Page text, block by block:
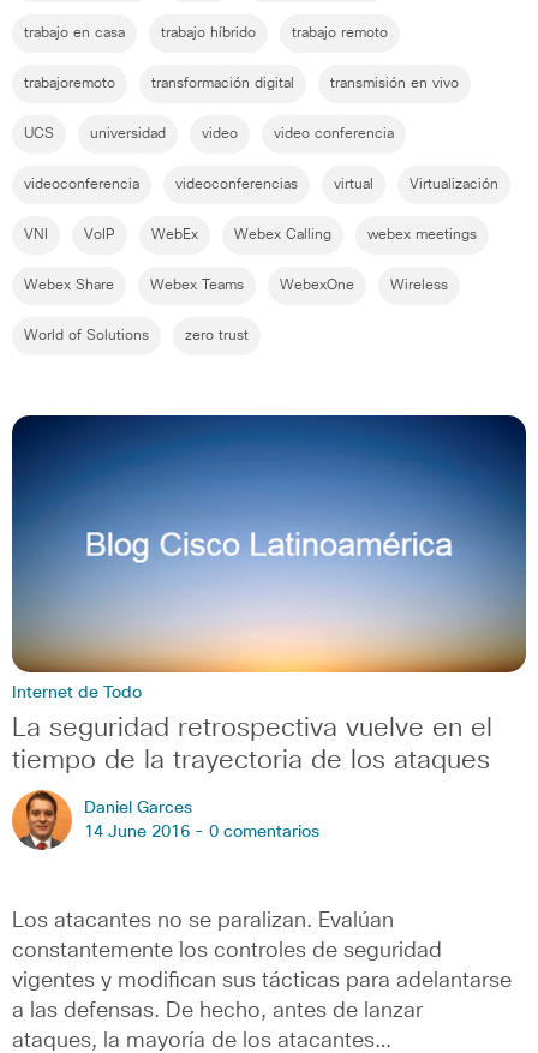
trabajo en casa trabajo híbrido trabajo remoto
trabajoremoto transformación digital transmisión en vivo
UCS universidad video video conferencia
videoconferencia videoconferencias virtual Virtualización
VNI VoIP WebEx Webex Calling webex meetings
Webex Share Webex Teams WebexOne Wireless
World of Solutions zero trust
Internet de Todo
La seguridad retrospectiva vuelve en el
tiempo de la trayectoria de los ataques
Daniel Garces
14 June 2016 - 0 comentarios
Los atacantes no se paralizan. Evalúan
constantemente los controles de seguridad
vigentes y modifican sus tácticas para adelantarse
a las defensas. De hecho, antes de lanzar
ataques, la mayoría de los atacantes…